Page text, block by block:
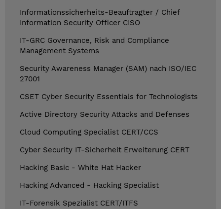
Informationssicherheits-Beauftragter / Chief
Information Security Officer CISO
IT-GRC Governance, Risk and Compliance
Management Systems
Security Awareness Manager (SAM) nach ISO/IEC
27001
CSET Cyber Security Essentials for Technologists
Active Directory Security Attacks and Defenses
Cloud Computing Specialist CERT/CCS
Cyber Security IT-Sicherheit Erweiterung CERT
Hacking Basic - White Hat Hacker
Hacking Advanced - Hacking Specialist
IT-Forensik Spezialist CERT/ITFS